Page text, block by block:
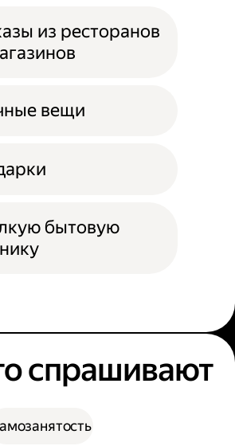
из ресторанов
вещи
бытовую
спрашивают